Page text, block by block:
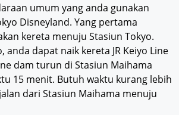
umum yang anda gunakan
Disneyland. Yang pertama
kereta menuju Stasiun Tokyo.
anda dapat naik kereta JR Keiyo Line
dam turun di Stasiun Maihama
15 menit. Butuh waktu kurang lebih
dari Stasiun Maihama menuju